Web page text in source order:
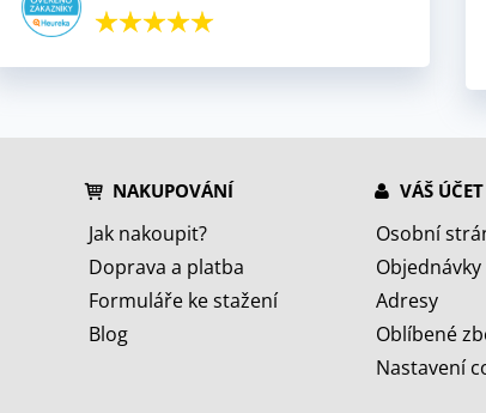
NAKUPOVÁNÍ
Jak nakoupit?
Doprava a platba
Formuláře ke stažení
Blog
VÁŠ ÚČET
Osobní
Objednávky
Adresy
Oblíbené
Nastavení